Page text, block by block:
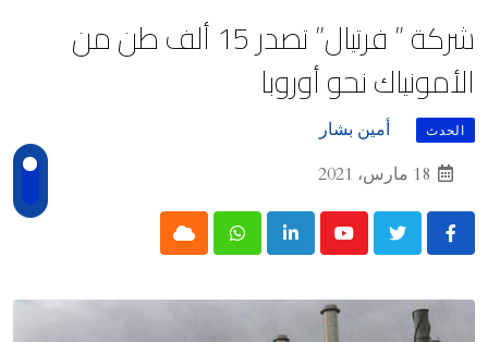
شركة ” فرتيال” تصدر 15 ألف طن من
الأمونياك نحو أوروبا
الحدث
أمين بشار
18 مارس، 2021
Youtube
LinkedIn
Whatsapp
Cloud